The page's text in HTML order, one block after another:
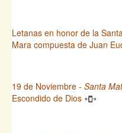
Letanas en honor de la
Mara compuesta de Juan
19 de Noviembre - Santa
Escondido de Dios